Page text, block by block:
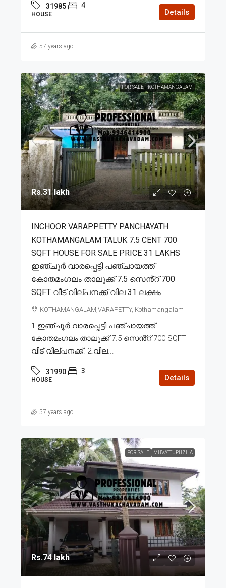
31985 4
HOUSE Details
57 years ago
FOR SALE KOTHAMANGALAM
Rs.31 lakh
INCHOOR VARAPPETTY PANCHAYATH
KOTHAMANGALAM TALUK 7.5 CENT 700
SQFT HOUSE FOR SALE PRICE 31 LAKHS
ഇഞ്ചൂർ വാരപ്പെട്ടി പഞ്ചായത്ത്
കോതമംഗലം താലൂക്ക് 7.5 സെൻ്റ് 700
SQFT വീട് വില്പനക്ക് വില 31 ലക്ഷം
KOTHAMANGALAM,VARAPETTY, Kothamangalam
1.ഇഞ്ചൂർ വാരപ്പെട്ടി പഞ്ചായത്ത്
കോതമംഗലം താലൂക്ക് 7.5 സെൻ്റ് 700 SQFT
വീട് വില്പനക്ക്. 2.വില...
31990 3
HOUSE Details
57 years ago
FOR SALE MUVATTUPUZHA
Rs.74 lakh